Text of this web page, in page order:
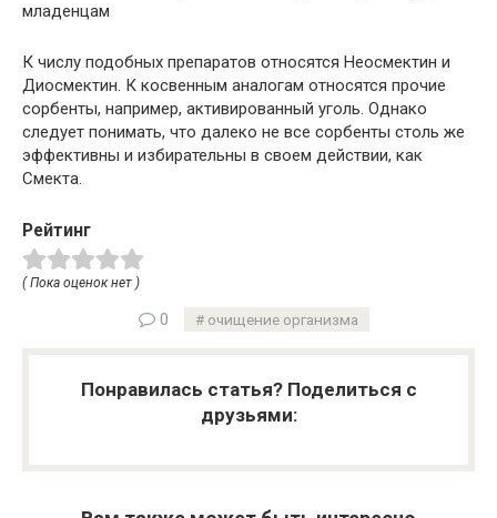
младенцам
К числу подобных препаратов относятся Неосмектин и
Диосмектин. К косвенным аналогам относятся прочие
сорбенты, например, активированный уголь. Однако
следует понимать, что далеко не все сорбенты столь же
эффективны и избирательны в своем действии, как
Смекта.
Рейтинг
( Пока оценок нет )
0 очищение организма
Понравилась статья? Поделиться с
друзьями: